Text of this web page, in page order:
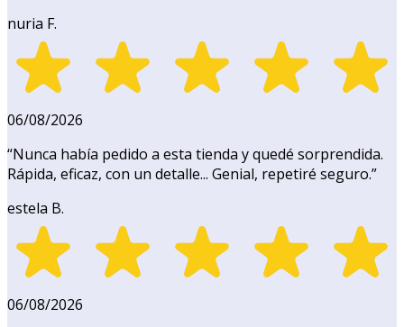
nuria F.
06/08/2026
“Nunca había pedido a esta tienda y quedé sorprendida.
Rápida, eficaz, con un detalle... Genial, repetiré seguro.”
estela B.
06/08/2026